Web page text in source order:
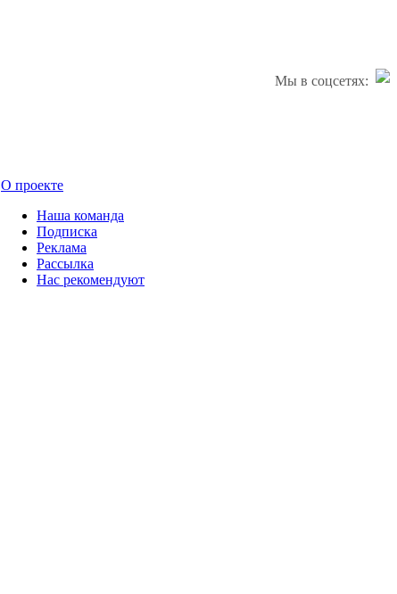
Мы в соцсетях:
О проекте
Наша команда
Подписка
Реклама
Рассылка
Нас рекомендуют